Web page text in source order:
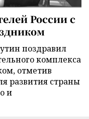
России с
поздравил
комплекса
отметив
развития страны
и